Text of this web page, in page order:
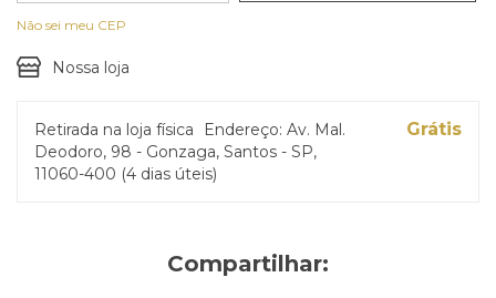
Não sei meu CEP
Nossa loja
Retirada na loja física
Endereço: Av. Mal.
Deodoro, 98 - Gonzaga, Santos - SP,
11060-400 (4 dias úteis)
Grátis
Compartilhar: